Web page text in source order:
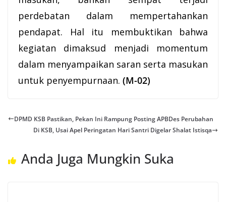
perdebatan dalam mempertahankan
pendapat. Hal itu membuktikan bahwa
kegiatan dimaksud menjadi momentum
dalam menyampaikan saran serta masukan
untuk penyempurnaan. (M-02)
DPMD KSB Pastikan, Pekan Ini Rampung Posting APBDes Perubahan
Di KSB, Usai Apel Peringatan Hari Santri Digelar Shalat Istisqa
Anda Juga Mungkin Suka